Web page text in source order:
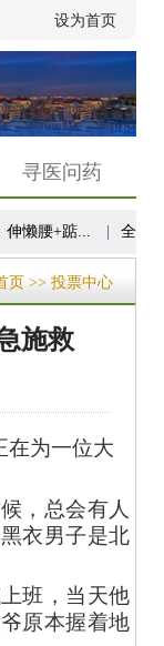
设为首页
寻医问药
懒腰+踮... | 全国头
页 >> 投票中心
施救
在为一位大
，总会有人
衣男子是北
班，当天他
原本握着地